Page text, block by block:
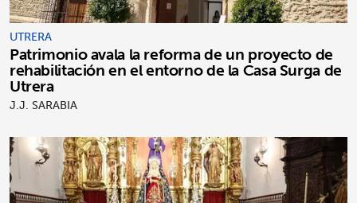
UTRERA
Patrimonio avala la reforma de un proyecto de
rehabilitación en el entorno de la Casa Surga de
Utrera
J.J. SARABIA